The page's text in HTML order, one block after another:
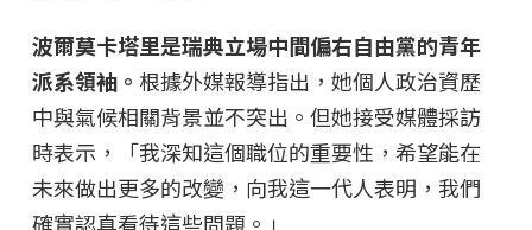
波爾莫卡塔里是瑞典立場中間偏右自由黨的青年
派系領袖。 根據外媒報導指出，她個人政治資歷
中與氣候相關背景並不突出。但她接受媒體採訪
時表示，「我深知這個職位的重要性，希望能在
未來做出更多的改變，向我這一代人表明，我們
確實認真看待這些問題。」